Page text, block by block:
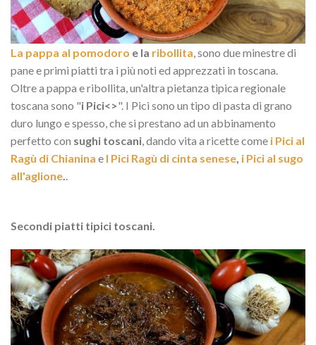
La pappa al pomodoro e la ribollita, sono due minestre di
pane e primi piatti tra i più noti ed apprezzati in toscana.
Oltre a pappa e ribollita, un'altra pietanza tipica regionale
toscana sono "i Pici<>". I Pici sono un tipo di pasta di grano
duro lungo e spesso, che si prestano ad un abbinamento
perfetto con sughi toscani, dando vita a ricette come i Pici al
Ragù di Chianina e I Pici Ragù di cinta senese, i Pici al sugo
all'aglione..
Secondi piatti tipici toscani.